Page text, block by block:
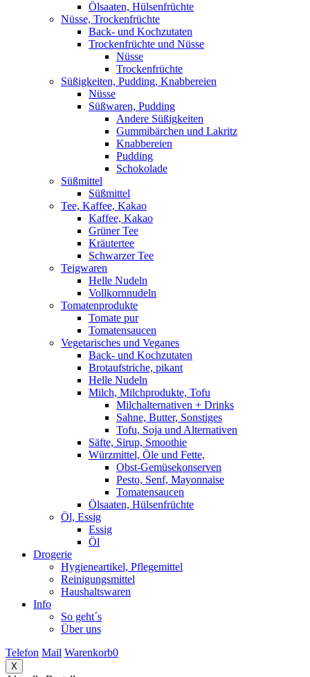
Ölsaaten, Hülsenfrüchte
Nüsse, Trockenfrüchte
Back- und Kochzutaten
Trockenfrüchte und Nüsse
Nüsse
Trockenfrüchte
Süßigkeiten, Pudding, Knabbereien
Nüsse
Süßwaren, Pudding
Andere Süßigkeiten
Gummibärchen und Lakritz
Knabbereien
Pudding
Schokolade
Süßmittel
Süßmittel
Tee, Kaffee, Kakao
Kaffee, Kakao
Grüner Tee
Kräutertee
Schwarzer Tee
Teigwaren
Helle Nudeln
Vollkornnudeln
Tomatenprodukte
Tomate pur
Tomatensaucen
Vegetarisches und Veganes
Back- und Kochzutaten
Brotaufstriche, pikant
Helle Nudeln
Milch, Milchprodukte, Tofu
Milchalternativen + Drinks
Sahne, Butter, Sonstiges
Tofu, Soja und Alternativen
Säfte, Sirup, Smoothie
Würzmittel, Öle und Fette,
Obst-Gemüsekonserven
Pesto, Senf, Mayonnaise
Tomatensaucen
Ölsaaten, Hülsenfrüchte
Öl, Essig
Essig
Öl
Drogerie
Hygieneartikel, Pflegemittel
Reinigungsmittel
Haushaltswaren
Info
So geht´s
Über uns
Telefon Mail Warenkorb0
X